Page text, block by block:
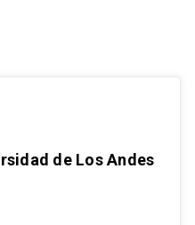
de Los Andes